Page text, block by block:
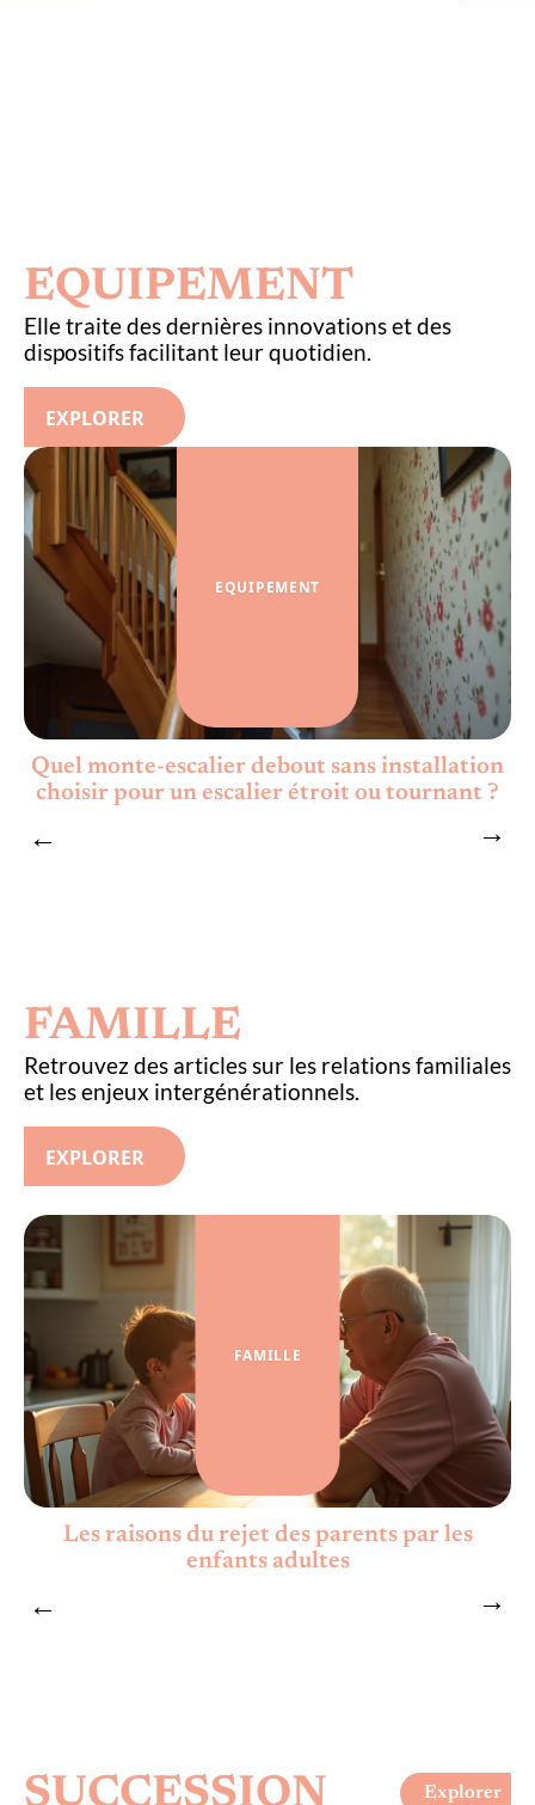
EQUIPEMENT
Elle traite des dernières innovations et des
dispositifs facilitant leur quotidien.
EXPLORER
EQUIPEMENT
Quel monte-escalier debout sans installation
choisir pour un escalier étroit ou tournant ?
FAMILLE
Les raisons du rejet des parents par les
enfants adultes
FAMILLE
Retrouvez des articles sur les relations familiales
et les enjeux intergénérationnels.
EXPLORER
SUCCESSION Explorer